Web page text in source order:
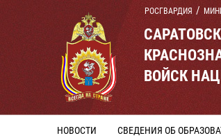
РОСГВАРДИЯ
ВОЙСК
НОВОСТИ СВЕДЕНИЯ ОБ